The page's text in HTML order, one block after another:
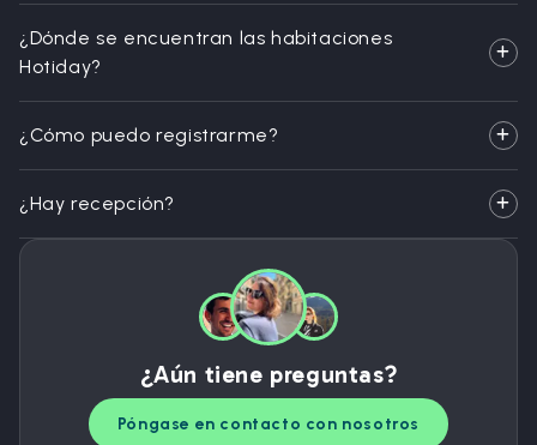
¿Dónde se encuentran las habitaciones
Hotiday?
¿Cómo puedo registrarme?
¿Hay recepción?
¿Aún tiene preguntas?
Póngase en contacto con nosotros